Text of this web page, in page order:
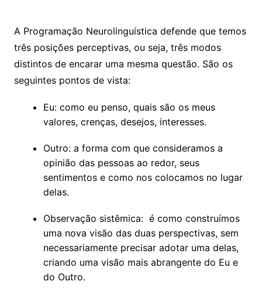
A Programação Neurolinguística defende que temos
três posições perceptivas, ou seja, três modos
distintos de encarar uma mesma questão. São os
seguintes pontos de vista:
Eu: como eu penso, quais são os meus
valores, crenças, desejos, interesses.
Outro: a forma com que consideramos a
opinião das pessoas ao redor, seus
sentimentos e como nos colocamos no lugar
delas.
Observação sistêmica: é como construímos
uma nova visão das duas perspectivas, sem
necessariamente precisar adotar uma delas,
criando uma visão mais abrangente do Eu e
do Outro.